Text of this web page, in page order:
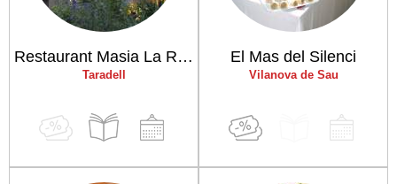
Restaurant Masia La Roca
Taradell
El Mas del Silenci
Vilanova de Sau